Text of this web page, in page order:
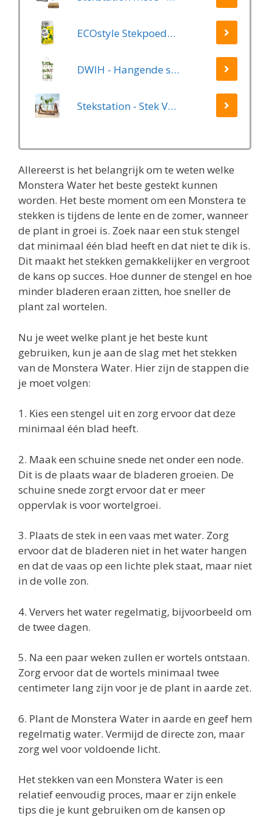
ECOstyle Stekpoeder Stimuleert Wortelvorming - Voor Sier & Kamerplanten - Helpt Stekjes Uitgroeien tot een Volwaardige Plant - 25 GR
DWIH - Hangende stekjes boom - Geschikt voor 15 stekjes, bloemen, waterplanten (Hydroponie)
Stekstation - Stek Vaasjes - 3 Glazen Vaasjes - Planten Stekken - Stek Glaasjes - Hydrocultuur
Allereerst is het belangrijk om te weten welke
Monstera Water het beste gestekt kunnen
worden. Het beste moment om een Monstera te
stekken is tijdens de lente en de zomer, wanneer
de plant in groei is. Zoek naar een stuk stengel
dat minimaal één blad heeft en dat niet te dik is.
Dit maakt het stekken gemakkelijker en vergroot
de kans op succes. Hoe dunner de stengel en hoe
minder bladeren eraan zitten, hoe sneller de
plant zal wortelen.
Nu je weet welke plant je het beste kunt
gebruiken, kun je aan de slag met het stekken
van de Monstera Water. Hier zijn de stappen die
je moet volgen:
1. Kies een stengel uit en zorg ervoor dat deze
minimaal één blad heeft.
2. Maak een schuine snede net onder een node.
Dit is de plaats waar de bladeren groeien. De
schuine snede zorgt ervoor dat er meer
oppervlak is voor wortelgroei.
3. Plaats de stek in een vaas met water. Zorg
ervoor dat de bladeren niet in het water hangen
en dat de vaas op een lichte plek staat, maar niet
in de volle zon.
4. Ververs het water regelmatig, bijvoorbeeld om
de twee dagen.
5. Na een paar weken zullen er wortels ontstaan.
Zorg ervoor dat de wortels minimaal twee
centimeter lang zijn voor je de plant in aarde zet.
6. Plant de Monstera Water in aarde en geef hem
regelmatig water. Vermijd de directe zon, maar
zorg wel voor voldoende licht.
Het stekken van een Monstera Water is een
relatief eenvoudig proces, maar er zijn enkele
tips die je kunt gebruiken om de kansen op